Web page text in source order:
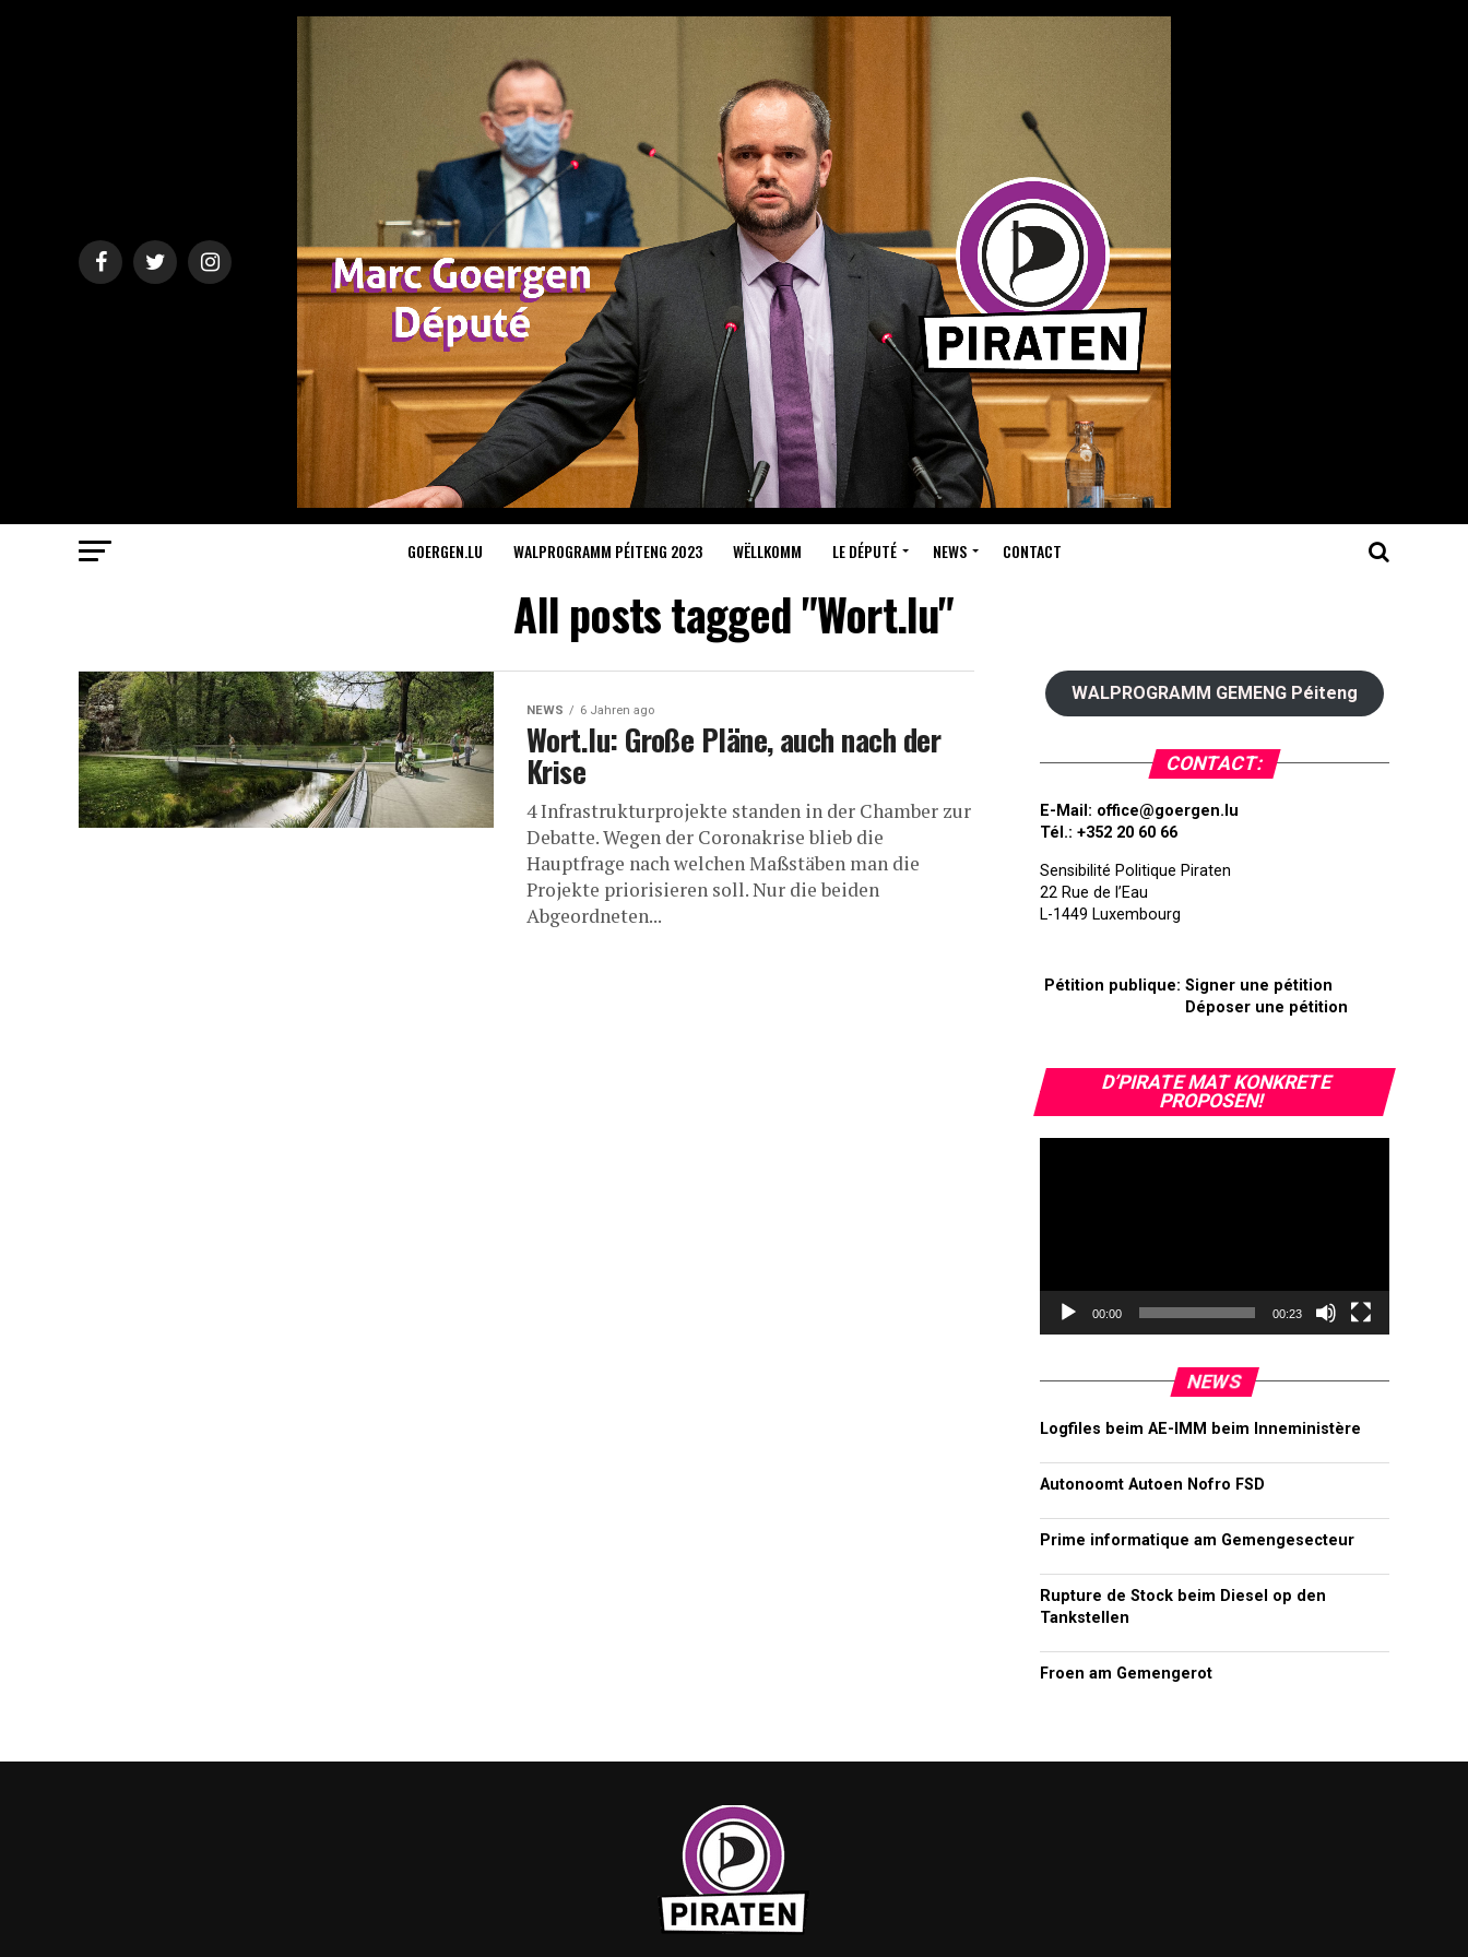
GOERGEN.LU WALPROGRAMM PÉITENG 2023 WËLLKOMM LE DÉPUTÉ NEWS CONTACT
All posts tagged "Wort.lu"
NEWS 6 Jahren ago
Wort.lu: Große Pläne, auch nach der
Krise
4 Infrastrukturprojekte standen in der Chamber zur
Debatte. Wegen der Coronakrise blieb die
Hauptfrage nach welchen Maßstäben man die
Projekte priorisieren soll. Nur die beiden
Abgeordneten...
WALPROGRAMM GEMENG Péiteng
CONTACT:
E-Mail: office@goergen.lu
Tél.: +352 20 60 66
Sensibilité Politique Piraten
22 Rue de l’Eau
L-1449 Luxembourg
Pétition publique: Signer une pétition
Déposer une pétition
D’PIRATE MAT KONKRETE
PROPOSEN!
Video-
Player
00:00 00:23
NEWS
Logfiles beim AE-IMM beim Inneministère
Autonoomt Autoen Nofro FSD
Prime informatique am Gemengesecteur
Rupture de Stock beim Diesel op den
Tankstellen
Froen am Gemengerot